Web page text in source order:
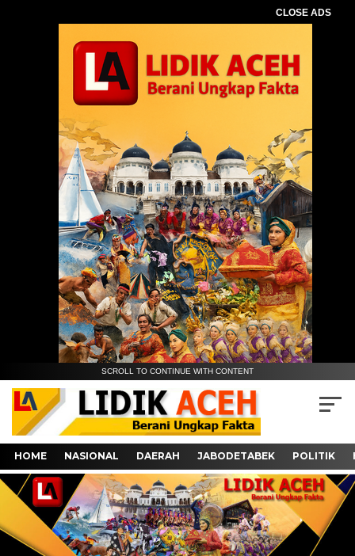
CLOSE ADS
SCROLL TO CONTINUE WITH CONTENT
HOME NASIONAL DAERAH JABODETABEK POLITIK